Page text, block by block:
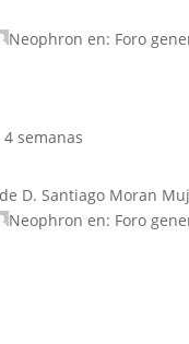
Neophron en: Foro
4 semanas
D. Santiago Moran
Neophron en: Foro